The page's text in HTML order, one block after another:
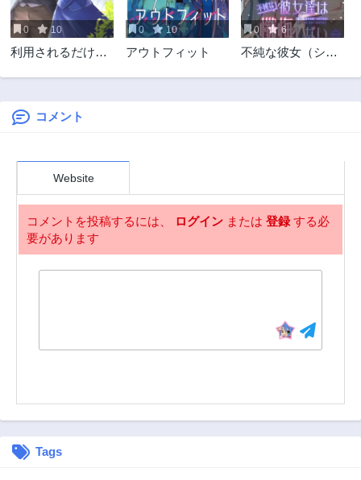
0 10
利用されるだけの
令嬢ですが溺愛さ
れて幸せになりま
0 10
アウトフィット
0 6
不純な彼女（シス
コメント
Website
コメントを投稿するには、 ログイン または 登録する必
要があります
Tags